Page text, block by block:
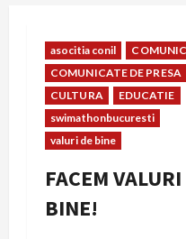
asocitia conil
COMUNICATE DE PRESA
CULTURA
EDUCATIE
swimathonbucuresti
valuri de bine
FACEM VALURI
BINE!